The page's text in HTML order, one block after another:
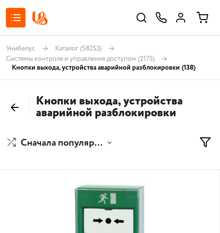
Унибелус Каталог (58253)
Системы контроля и управления доступом (2175)
Кнопки выхода, устройства аварийной разблокировки (138)
Кнопки выхода, устройства
аварийной разблокировки
Сначала популярные